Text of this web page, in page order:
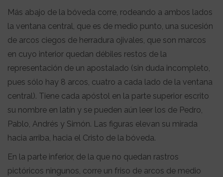
Más abajo de la bóveda corre, rodeando a ambos lados
la ventana central, que es de medio punto, una sucesión
de arcos ciegos de herradura ojivales, que son marcos
en cuyo interior quedan débiles restos de la
representación de un apostalado (sin duda incompleto,
pues sólo hay 8 arcos, cuatro a cada lado de la ventana
central). Tiene cada apóstol en la parte superior escrito
su nombre en latín y se pueden aún leer los de Pedro,
Pablo, Andrés y Simón. Las figuras elevan su mirada
hacia arriba, hacia el Cristo de la bóveda.
En la parte inferior, de la que no quedan rastros
pictóricos ningunos, corre un friso de arcos de medio